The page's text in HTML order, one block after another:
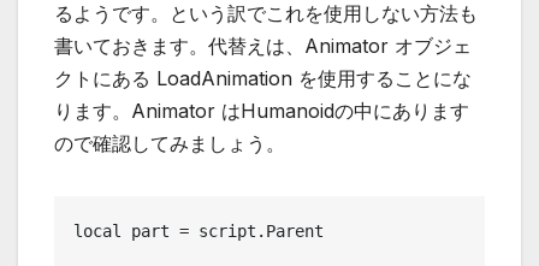
るようです。という訳でこれを使用しない方法も
書いておきます。代替えは、Animator オブジェ
クトにある LoadAnimation を使用することにな
ります。Animator はHumanoidの中にあります
ので確認してみましょう。
local part = script.Parent